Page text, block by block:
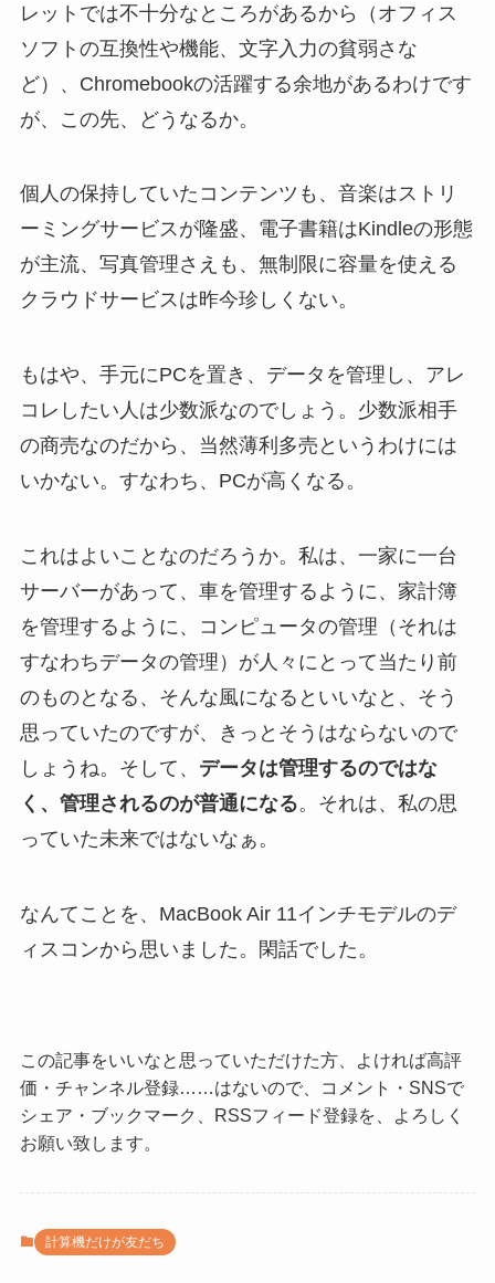
レットでは不十分なところがあるから（オフィス
ソフトの互換性や機能、文字入力の貧弱さな
ど）、Chromebookの活躍する余地があるわけです
が、この先、どうなるか。
個人の保持していたコンテンツも、音楽はストリ
ーミングサービスが隆盛、電子書籍はKindleの形態
が主流、写真管理さえも、無制限に容量を使える
クラウドサービスは昨今珍しくない。
もはや、手元にPCを置き、データを管理し、アレ
コレしたい人は少数派なのでしょう。少数派相手
の商売なのだから、当然薄利多売というわけには
いかない。すなわち、PCが高くなる。
これはよいことなのだろうか。私は、一家に一台
サーバーがあって、車を管理するように、家計簿
を管理するように、コンピュータの管理（それは
すなわちデータの管理）が人々にとって当たり前
のものとなる、そんな風になるといいなと、そう
思っていたのですが、きっとそうはならないので
しょうね。そして、 データは管理するのではな
く、管理されるのが普通になる。それは、私の思
っていた未来ではないなぁ。
なんてことを、MacBook Air 11インチモデルのデ
ィスコンから思いました。閑話でした。
この記事をいいなと思っていただけた方、よければ高評
価・チャンネル登録……はないので、コメント・SNSで
シェア・ブックマーク、RSSフィード登録を、よろしく
お願い致します。
計算機だけが友だち